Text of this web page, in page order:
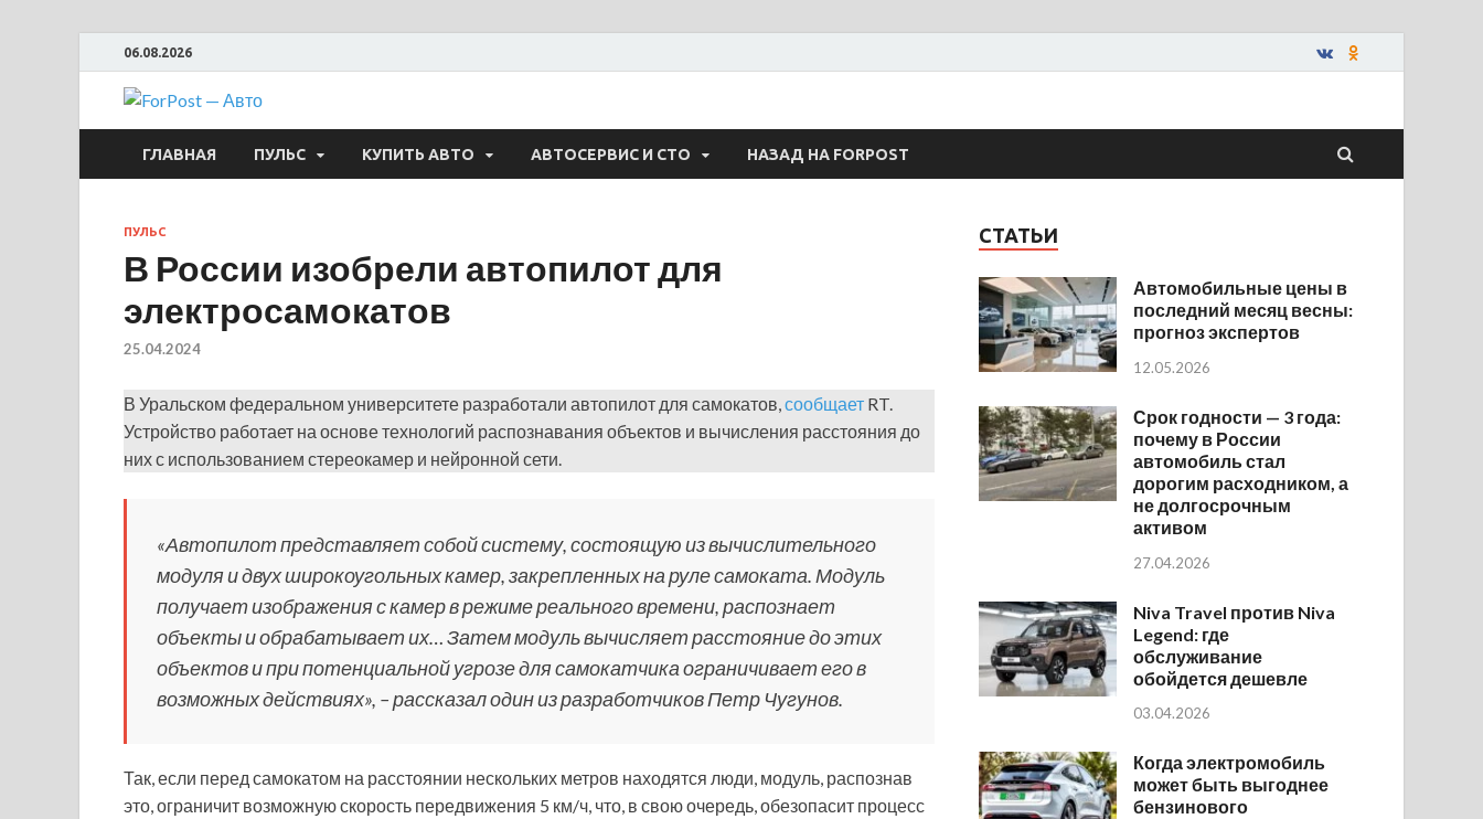
06.08.2026
ForPost — Авто
ГЛАВНАЯ ПУЛЬС КУПИТЬ АВТО АВТОСЕРВИС И СТО НАЗАД НА FORPOST
ПУЛЬС
В России изобрели автопилот для
электросамокатов
25.04.2024
В Уральском федеральном университете разработали автопилот для самокатов,сообщает RT.
Устройство работает на основе технологий распознавания объектов и вычисления расстояния до
них с использованием стереокамер и нейронной сети.
«Автопилот представляет собой систему, состоящую из вычислительного
модуля и двух широкоугольных камер, закрепленных на руле самоката. Модуль
получает изображения с камер в режиме реального времени, распознает
объекты и обрабатывает их… Затем модуль вычисляет расстояние до этих
объектов и при потенциальной угрозе для самокатчика ограничивает его в
возможных действиях», – рассказал один из разработчиков Петр Чугунов.
Так, если перед самокатом на расстоянии нескольких метров находятся люди, модуль, распознав
это, ограничит возможную скорость передвижения 5 км/ч, что, в свою очередь, обезопасит процесс
СТАТЬИ
Автомобильные цены в
последний месяц весны:
прогноз экспертов
12.05.2026
Срок годности — 3 года:
почему в России
автомобиль стал
дорогим расходником, а
не долгосрочным
активом
27.04.2026
Niva Travel против Niva
Legend: где
обслуживание
обойдется дешевле
03.04.2026
Когда электромобиль
может быть выгоднее
бензинового